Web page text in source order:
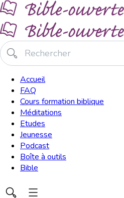
Accueil
FAQ
Cours formation biblique
Méditations
Etudes
Jeunesse
Podcast
Boîte à outils
Bible